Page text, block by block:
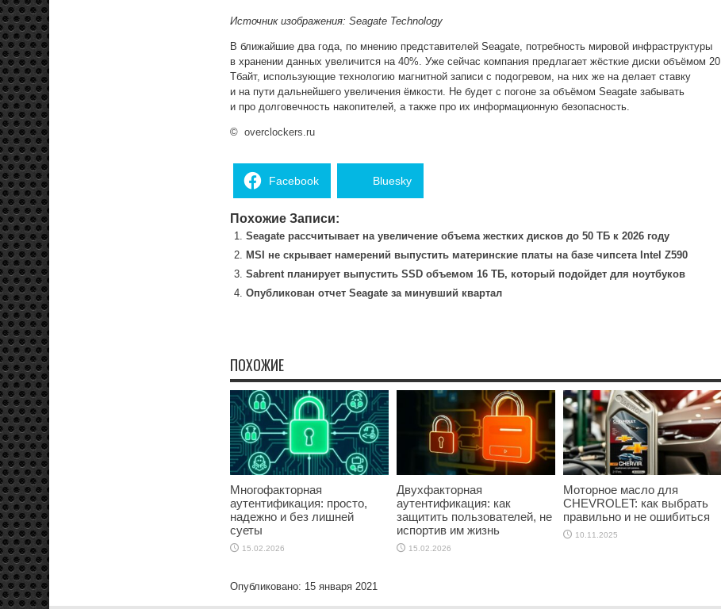
Источник изображения: Seagate Technology
В ближайшие два года, по мнению представителей Seagate, потребность мировой инфраструктуры
в хранении данных увеличится на 40%. Уже сейчас компания предлагает жёсткие диски объёмом 20
Тбайт, использующие технологию магнитной записи с подогревом, на них же на делает ставку
и на пути дальнейшего увеличения ёмкости. Не будет с погоне за объёмом Seagate забывать
и про долговечность накопителей, а также про их информационную безопасность.
© overclockers.ru
Facebook Bluesky
Похожие Записи:
Seagate рассчитывает на увеличение объема жестких дисков до 50 ТБ к 2026 году
MSI не скрывает намерений выпустить материнские платы на базе чипсета Intel Z590
Sabrent планирует выпустить SSD объемом 16 ТБ, который подойдет для ноутбуков
Опубликован отчет Seagate за минувший квартал
ПОХОЖИЕ
Многофакторная
аутентификация: просто,
надежно и без лишней
суеты
15.02.2026
Двухфакторная
аутентификация: как
защитить пользователей, не
испортив им жизнь
15.02.2026
Моторное масло для
CHEVROLET: как выбрать
правильно и не ошибиться
10.11.2025
Опубликовано: 15 января 2021